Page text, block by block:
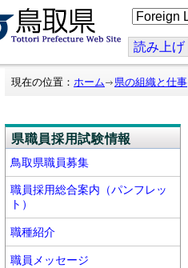
こ
の
ジ
を
翻
読み上げ
現在の位置： ホーム 県の組織と仕事
県職員採用試験情報
鳥取県職員募集
職員採用総合案内（パンフレッ
ト）
職種紹介
職員メッセージ